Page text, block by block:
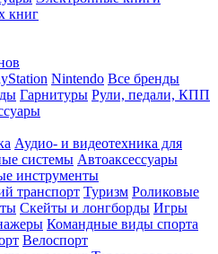
книг
Nintendo Все бренды
Гарнитуры Рули, педали, КПП
Аудио- и видеотехника для
системы Автоаксессуары
инструменты
транспорт Туризм Роликовые
Скейты и лонгборды Игры
Командные виды спорта
Велоспорт